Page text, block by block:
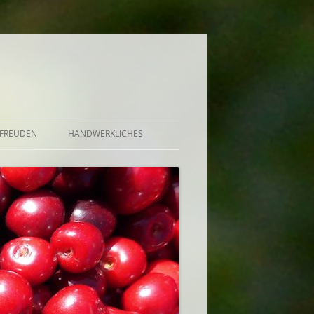
GELEE, GRÜTZE,
AUFGESETZTER
BOWLE U.A.
SAUCE, BUTTER
HANDWERKLICHES